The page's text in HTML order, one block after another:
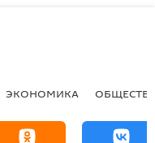
ЭКОНОМИКА